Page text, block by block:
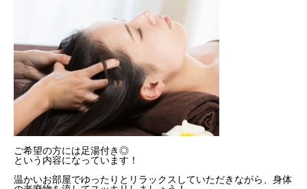
ご希望の方には足湯付き◎
という内容になっています！
温かいお部屋でゆったりとリラックスしていただきながら、身体